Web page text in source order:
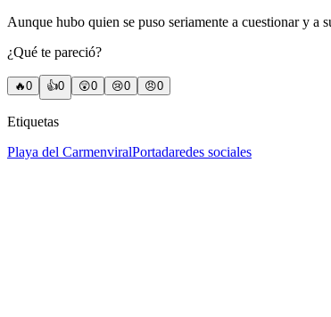
Aunque hubo quien se puso seriamente a cuestionar y a
¿Qué te pareció?
🔥0 👍0 😲0 😢0 😠0
Etiquetas
Playa del CarmenviralPortadaredes sociales